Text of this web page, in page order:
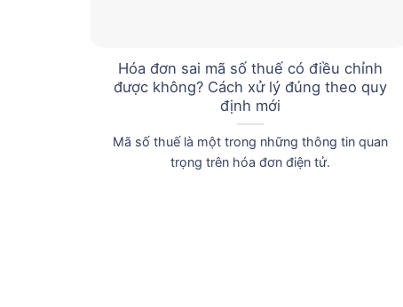
Hóa đơn sai mã số thuế có điều chỉnh
được không? Cách xử lý đúng theo quy
định mới
Mã số thuế là một trong những thông tin quan
trọng trên hóa đơn điện tử.